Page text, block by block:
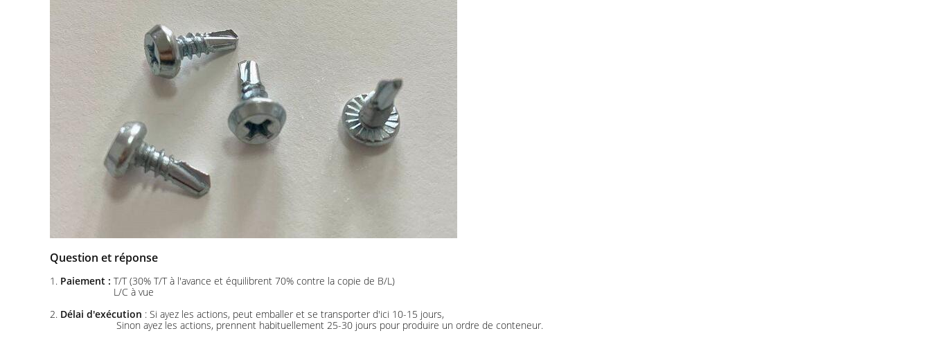
Question et réponse
1. Paiement : T/T (30% T/T à l'avance et équilibrent 70% contre la copie de B/L)
L/C à vue
2. Délai d'exécution : Si ayez les actions, peut emballer et se transporter d'ici 10-15 jours,
Sinon ayez les actions, prennent habituellement 25-30 jours pour produire un ordre de conteneur.